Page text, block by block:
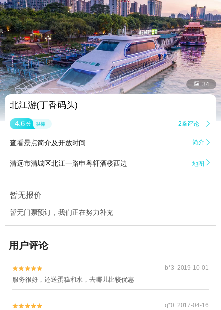
 34
北江游(丁香码头)
4.6 分 很棒 2条评论 
查看景点简介及开放时间 简介 
清远市清城区北江一路申粤轩酒楼西边 地图 
暂无报价
暂无门票预订，我们正在努力补充
用户评论

 b*3 2019-10-01
服务很好，还送蛋糕和水，去哪儿比较优惠

 q*0 2017-04-16
